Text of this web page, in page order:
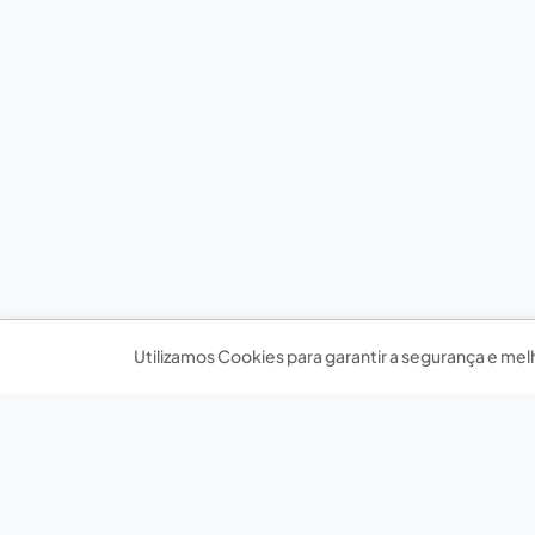
Utilizamos Cookies para garantir a segurança e